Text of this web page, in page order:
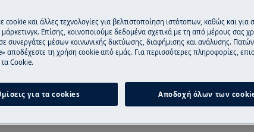
χρήσης του προϊόντος
Επικοινωνήστε
Χρειάζεστε
βρίσκετε την
διστάσετε να
μας θα χαρεί να
cookie και άλλες τεχνολογίες για βελτιστοποίηση ιστότοπων, καθώς και για
Επίσης, κοινοποιούμε δεδομένα σχετικά με τη από μέρους σας
συνεργάτες μέσων κοινωνικής δικτύωσης, διαφήμισης και ανάλυσης.
αποδέχεστε τη χρήση cookie από εμάς. Για περισσότερες πληροφορίες,
Cookie.
για τα cookies Αποδοχή όλων των